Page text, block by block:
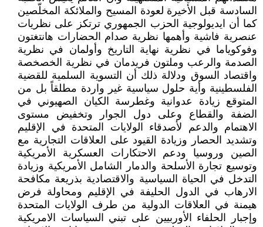
السادسة قبل الأخيرة لعودة المسيح والملائكة المخلّصين
كما أن ايديولوجية الحزب الجمهوري ترتكز على نظريات
عنصرية فاشية وأهمها نظرية صدام الحضارات هانتغتون
وفوكوياما في نظرية نهاية التاريخ وأولمان في نظرية
الصدمة والرعب وملتون فريدمان في نظرية الخصخصة
واقتصاد السوق ودلالة ذلك أن التسوية السلمية للقضية
الفلسطينية وأية حلول سياسية غير واردة مطلقاً بل من
المتوقع زيادة عدوانية وغطرسة الكيان الصهيوني في
الضفة والقطاع وعلى دول الجوار وتخفيض مستوى
الاهتمام والدعم لأصدقاء الولايات المتحدة في الإقليم
وتشديد الحصار وزيادة القيود على العلاقات التجارية مع
الصين وروسيا ودعم الاحتكارات العسكرية الأمريكية
وتوسيع تجارة الأسلحة والدمار الشامل الأمريكية وزيادة
التدخل في الحياة السياسية والاقتصادية بذريعة مكافحة
الارهاب في الدول الحليفة في الإقليم ومحاولة فرض
هيمنة في العلاقات الدولية من طرف الولايات المتحدة
وإجبار الحلفاء الأوربيين على تبني السياسات الامريكية